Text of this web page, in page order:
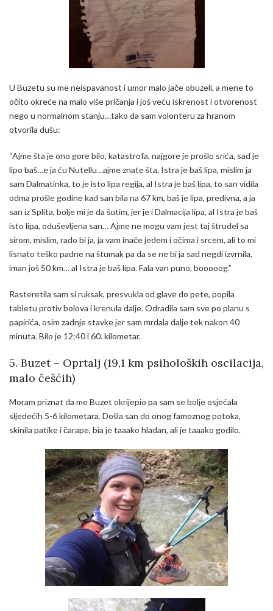
U Buzetu su me neispavanost i umor malo jače obuzeli, a mene to
očito okreće na malo više pričanja i još veću iskrenost i otvorenost
nego u normalnom stanju…tako da sam volonteru za hranom
otvorila dušu:
“Ajme šta je ono gore bilo, katastrofa, najgore je prošlo srića, sad je
lipo baš…e ja ću Nutellu…ajme znate šta, Istra je baš lipa, mislim ja
sam Dalmatinka, to je isto lipa regija, al Istra je baš lipa, to san vidila
odma prošle godine kad san bila na 67 km, baš je lipa, predivna, a ja
san iz Splita, bolje mi je da šutim, jer je i Dalmacija lipa, al Istra je baš
isto lipa, oduševljena san… Ajme ne mogu vam jest taj štrudel sa
sirom, mislim, rado bi ja, ja vam inače jedem i očima i srcem, ali to mi
lisnato teško padne na štumak pa da se ne bi ja sad negdi izvrnila,
iman još 50 km… al Istra je baš lipa. Fala van puno, booooog.”
Rasteretila sam si ruksak, presvukla od glave do pete, popila
tabletu protiv bolova i krenula dalje. Odradila sam sve po planu s
papirića, osim zadnje stavke jer sam mrdala dalje tek nakon 40
minuta. Bilo je 12:40 i 60. kilometar.
5. Buzet – Oprtalj (19,1 km psiholoških oscilacija,
malo češćih)
Moram priznat da me Buzet okrijepio pa sam se bolje osjećala
sljedećih 5-6 kilometara. Došla san do onog famoznog potoka,
skinila patike i čarape, bia je taaako hladan, ali je taaako godilo.